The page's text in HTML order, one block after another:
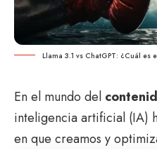
Llama 3.1 vs ChatGPT: ¿Cuál
En el mundo del
inteligencia artificial (IA)
en que creamos y